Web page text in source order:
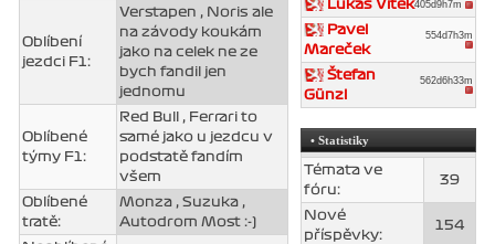
Oblíbení
jezdci F1:
Verstapen , Noris ale
na závody koukám
jako na celek ne ze
bych fandil jen
jednomu
Oblíbené
týmy F1:
Red Bull , Ferrari to
samé jako u jezdcu v
podstatě fandím
všem
Oblíbené
tratě:
Monza , Suzuka ,
Autodrom Most :-)
Lukáš Vítek405d9h7m
Pavel
Mareček
554d7h3m
Štefan
Günzl
562d6h33m
• Statistiky
Témata ve
fóru:
39
Nové
příspěvky:
154